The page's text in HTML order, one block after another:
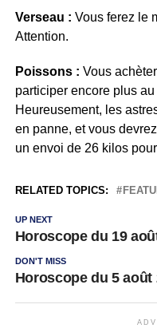
Verseau : Vous ferez le
Attention.
Poissons : Vous
participer encore plus
Heureusement, les
en panne, et vous
un envoi de 26 kilos
RELATED TOPICS:
UP NEXT
Horoscope du 19
DON'T MISS
Horoscope du 5 août